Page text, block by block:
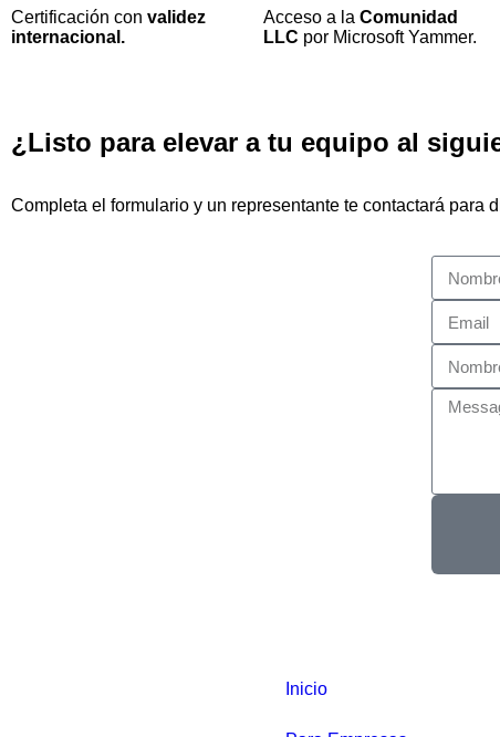
Certificación con validez
internacional.
Acceso a la Comunidad
LLC por Microsoft Yammer.
¿Listo para elevar a tu equipo al
Completa el formulario y un representante te contactará
Inicio